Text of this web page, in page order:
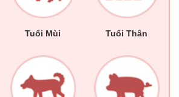
Tuổi Mùi Tuổi Thân